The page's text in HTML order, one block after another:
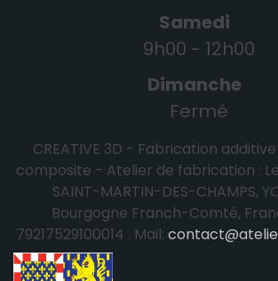
Samedi
9h00 - 12h00
Dimanche
Fermé
CREATIVE 3D - Fabrication
composite - Atelier de fabrication :
SAINT-MARTIN-DES-CHAMPS,
Bourgogne Franch-Comté,
79217529100014 . Mail: